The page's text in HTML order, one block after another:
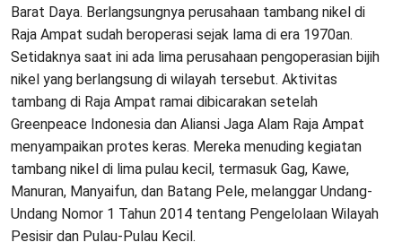
Barat Daya. Berlangsungnya perusahaan tambang nikel di
Raja Ampat sudah beroperasi sejak lama di era 1970an.
Setidaknya saat ini ada lima perusahaan pengoperasian bijih
nikel yang berlangsung di wilayah tersebut. Aktivitas
tambang di Raja Ampat ramai dibicarakan setelah
Greenpeace Indonesia dan Aliansi Jaga Alam Raja Ampat
menyampaikan protes keras. Mereka menuding kegiatan
tambang nikel di lima pulau kecil, termasuk Gag, Kawe,
Manuran, Manyaifun, dan Batang Pele, melanggar Undang-
Undang Nomor 1 Tahun 2014 tentang Pengelolaan Wilayah
Pesisir dan Pulau-Pulau Kecil.